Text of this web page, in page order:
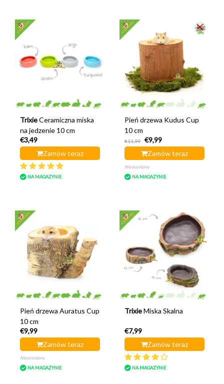
Trixie Ceramiczna miska
na jedzenie 10 cm
€3,49
Zamów teraz
NA MAGAZYNIE
Pień drzewa Kudus Cup
10 cm
€11,99
€9,99
Zamów teraz
Nieoceniony
NA MAGAZYNIE
Pień drzewa Auratus Cup
10 cm
€9,99
Zamów teraz
Nieoceniony
NA MAGAZYNIE
Trixie Miska Skalna
€7,99
Zamów teraz
NA MAGAZYNIE